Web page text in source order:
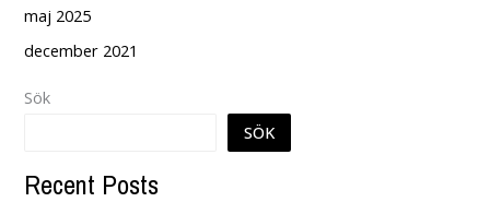
maj 2025
december 2021
Sök
SÖK
Recent Posts